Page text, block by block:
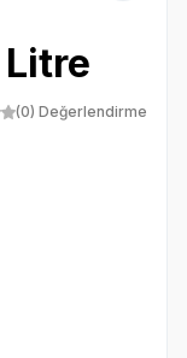
(0) Değerlendirme